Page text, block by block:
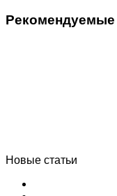
Новые статьи